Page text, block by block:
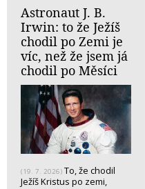
Astronaut J. B.
Irwin: to že Ježíš
chodil po Zemi je
víc, než že jsem já
chodil po Měsíci
(19. 7. 2026) To, že chodil
Ježíš Kristus po zemi,